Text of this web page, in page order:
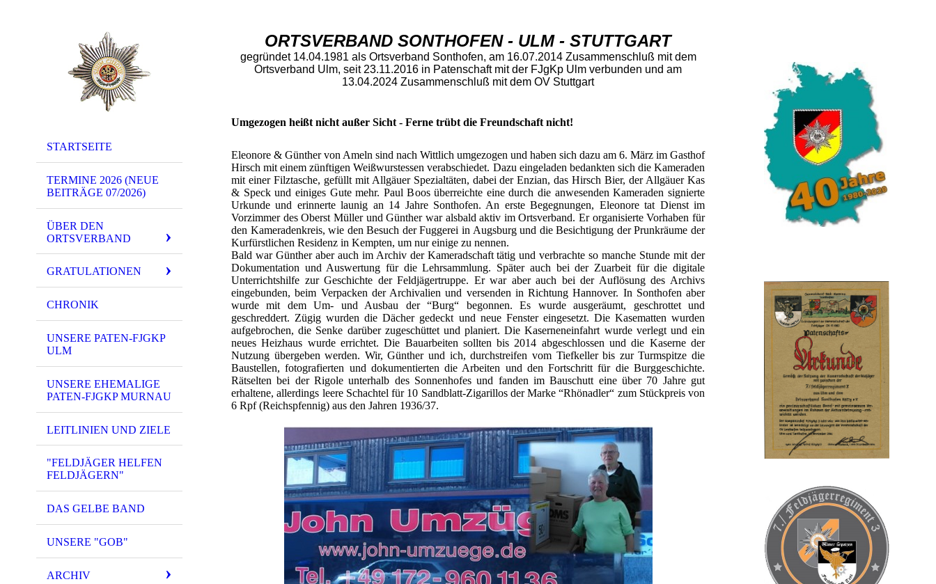
STARTSEITE
TERMINE 2026 (NEUE
BEITRÄGE 07/2026)
ÜBER DEN
ORTSVERBAND
GRATULATIONEN
CHRONIK
UNSERE PATEN-FJGKP
ULM
UNSERE EHEMALIGE
PATEN-FJGKP MURNAU
LEITLINIEN UND ZIELE
"FELDJÄGER HELFEN
FELDJÄGERN"
DAS GELBE BAND
UNSERE "GOB"
ARCHIV
ORTSVERBAND SONTHOFEN - ULM - STUTTGART
gegründet 14.04.1981 als Ortsverband Sonthofen, am 16.07.2014 Zusammenschluß mit dem
Ortsverband Ulm, seit 23.11.2016 in Patenschaft mit der FJgKp Ulm verbunden und am
13.04.2024 Zusammenschluß mit dem OV Stuttgart
Umgezogen heißt nicht außer Sicht - Ferne trübt die Freundschaft nicht!
Eleonore & Günther von Ameln sind nach Wittlich umgezogen und haben sich dazu am 6. März im Gasthof
Hirsch mit einem zünftigen Weißwurstessen verabschiedet. Dazu eingeladen bedankten sich die Kameraden
mit einer Filztasche, gefüllt mit Allgäuer Spezialtäten, dabei der Enzian, das Hirsch Bier, der Allgäuer Kas
& Speck und einiges Gute mehr. Paul Boos überreichte eine durch die anwesenden Kameraden signierte
Urkunde und erinnerte launig an 14 Jahre Sonthofen. An erste Begegnungen, Eleonore tat Dienst im
Vorzimmer des Oberst Müller und Günther war alsbald aktiv im Ortsverband. Er organisierte Vorhaben für
den Kameradenkreis, wie den Besuch der Fuggerei in Augsburg und die Besichtigung der Prunkräume der
Kurfürstlichen Residenz in Kempten, um nur einige zu nennen.
Bald war Günther aber auch im Archiv der Kameradschaft tätig und verbrachte so manche Stunde mit der
Dokumentation und Auswertung für die Lehrsammlung. Später auch bei der Zuarbeit für die digitale
Unterrichtshilfe zur Geschichte der Feldjägertruppe. Er war aber auch bei der Auflösung des Archivs
eingebunden, beim Verpacken der Archivalien und versenden in Richtung Hannover. In Sonthofen aber
wurde mit dem Um- und Ausbau der “Burg“ begonnen. Es wurde ausgeräumt, geschrottet und
geschreddert. Zügig wurden die Dächer gedeckt und neue Fenster eingesetzt. Die Kasematten wurden
aufgebrochen, die Senke darüber zugeschüttet und planiert. Die Kaserneneinfahrt wurde verlegt und ein
neues Heizhaus wurde errichtet. Die Bauarbeiten sollten bis 2014 abgeschlossen und die Kaserne der
Nutzung übergeben werden. Wir, Günther und ich, durchstreifen vom Tiefkeller bis zur Turmspitze die
Baustellen, fotografierten und dokumentierten die Arbeiten und den Fortschritt für die Burggeschichte.
Rätselten bei der Rigole unterhalb des Sonnenhofes und fanden im Bauschutt eine über 70 Jahre gut
erhaltene, allerdings leere Schachtel für 10 Sandblatt-Zigarillos der Marke “Rhönadler“ zum Stückpreis von
6 Rpf (Reichspfennig) aus den Jahren 1936/37.